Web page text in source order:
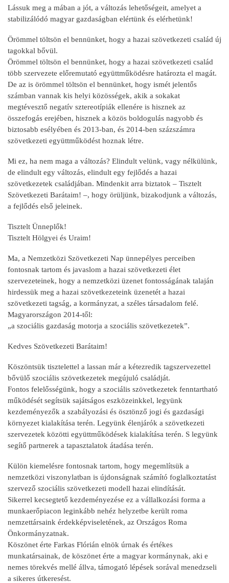
Lássuk meg a mában a jót, a változás lehetőségeit, amelyet a
stabilizálódó magyar gazdaságban elértünk és elérhetünk!
Örömmel töltsön el bennünket, hogy a hazai szövetkezeti család új
tagokkal bővül.
Örömmel töltsön el bennünket, hogy a hazai szövetkezeti család
több szervezete előremutató együttműködésre határozta el magát.
De az is örömmel töltsön el bennünket, hogy ismét jelentős
számban vannak kis helyi közösségek, akik a sokakat
megtévesztő negatív sztereotípiák ellenére is hisznek az
összefogás erejében, hisznek a közös boldogulás nagyobb és
biztosabb esélyében és 2013-ban, és 2014-ben százszámra
szövetkezeti együttműködést hoznak létre.
Mi ez, ha nem maga a változás? Elindult velünk, vagy nélkülünk,
de elindult egy változás, elindult egy fejlődés a hazai
szövetkezetek családjában. Mindenkit arra biztatok – Tisztelt
Szövetkezeti Barátaim! –, hogy örüljünk, bizakodjunk a változás,
a fejlődés első jeleinek.
Tisztelt Ünneplők!
Tisztelt Hölgyei és Uraim!
Ma, a Nemzetközi Szövetkezeti Nap ünnepélyes perceiben
fontosnak tartom és javaslom a hazai szövetkezeti élet
szervezeteinek, hogy a nemzetközi üzenet fontosságának talaján
hirdessük meg a hazai szövetkezeteink üzenetét a hazai
szövetkezeti tagság, a kormányzat, a széles társadalom felé.
Magyarországon 2014-től:
„a szociális gazdaság motorja a szociális szövetkezetek”.
Kedves Szövetkezeti Barátaim!
Köszöntsük tisztelettel a lassan már a kétezredik tagszervezettel
bővülő szociális szövetkezetek megújuló családját.
Fontos felelősségünk, hogy a szociális szövetkezetek fenntartható
működését segítsük sajátságos eszközeinkkel, legyünk
kezdeményezők a szabályozási és ösztönző jogi és gazdasági
környezet kialakítása terén. Legyünk élenjárók a szövetkezeti
szervezetek közötti együttműködések kialakítása terén. S legyünk
segítő partnerek a tapasztalatok átadása terén.
Külön kiemelésre fontosnak tartom, hogy megemlítsük a
nemzetközi viszonylatban is újdonságnak számító foglalkoztatást
szervező szociális szövetkezeti modell hazai elindítását.
Sikerrel kecsegtető kezdeményezése ez a vállalkozási forma a
munkaerőpiacon leginkább nehéz helyzetbe került roma
nemzettársaink érdekképviseletének, az Országos Roma
Önkormányzatnak.
Köszönet érte Farkas Flórián elnök úrnak és értékes
munkatársainak, de köszönet érte a magyar kormánynak, aki e
nemes törekvés mellé állva, támogató lépések sorával menedzseli
a sikeres útkeresést.